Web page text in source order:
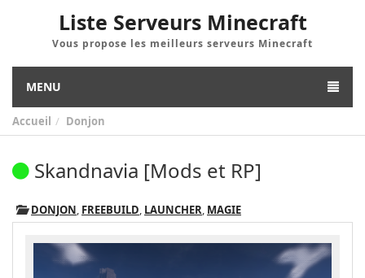
Liste Serveurs Minecraft
Vous propose les meilleurs serveurs Minecraft
MENU
Accueil Donjon
Skandnavia [Mods et RP]
DONJON, FREEBUILD, LAUNCHER, MAGIE